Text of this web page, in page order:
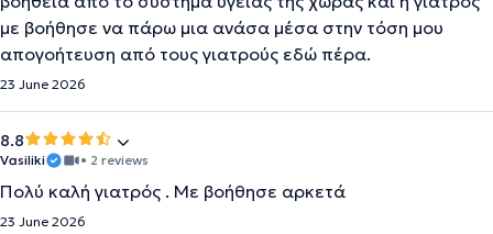
με βοήθησε να πάρω μια ανάσα μέσα στην τόση μου
απογοήτευση από τους γιατρούς εδώ πέρα.
23 June 2026
8.8
Vasiliki • 2 reviews
Πολύ καλή γιατρός . Με βοήθησε αρκετά
23 June 2026